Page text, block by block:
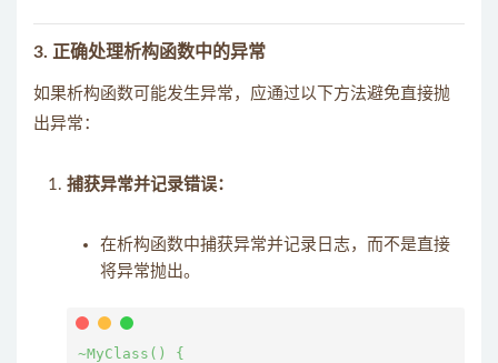
3. 正确处理析构函数中的异常
如果析构函数可能发生异常，应通过以下方法避免直接抛
出异常：
捕获异常并记录错误：
在析构函数中捕获异常并记录日志，而不是直接
将异常抛出。
~MyClass() {